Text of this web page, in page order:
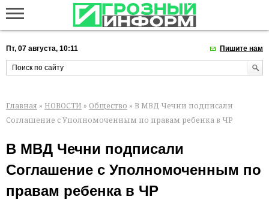
Пт, 07 августа, 10:11 Пишите нам
Главная » НОВОСТИ » Общество » В МВД Чечни подписали
Соглашение с Уполномоченным по правам ребенка в ЧР
В МВД Чечни подписали
Соглашение с Уполномоченным по
правам ребенка в ЧР